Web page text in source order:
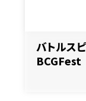
バトルス
BCGFest